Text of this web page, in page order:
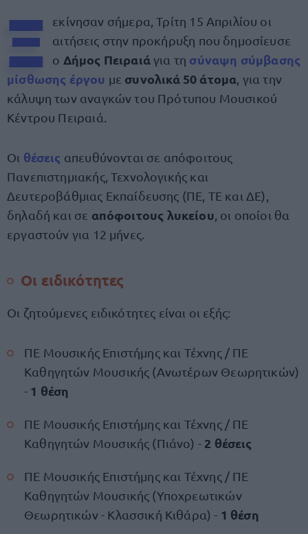
Ξ
εκίνησαν σήμερα, Τρίτη 15 Απριλίου οι
αιτήσεις στην προκήρυξη που δημοσίευσε
ο Δήμος Πειραιάγια τη σύναψη σύμβασης
μίσθωσης έργου με συνολικά 50 άτομα , για την
κάλυψη των αναγκών του Πρότυπου Μουσικού
Κέντρου Πειραιά.
Οι θέσεις απευθύνονται σε απόφοιτους
Πανεπιστημιακής, Τεχνολογικής και
Δευτεροβάθμιας Εκπαίδευσης (ΠΕ, ΤΕ και ΔΕ),
δηλαδή και σε απόφοιτους λυκείου , οι οποίοι θα
εργαστούν για 12 μήνες.
Οι ειδικότητες
Οι ζητούμενες ειδικότητες είναι οι εξής:
ΠΕ Μουσικής Επιστήμης και Τέχνης / ΠΕ
Καθηγητών Μουσικής (Ανωτέρων Θεωρητικών)
- 1 θέση
ΠΕ Μουσικής Επιστήμης και Τέχνης / ΠΕ
Καθηγητών Μουσικής (Πιάνο) - 2 θέσεις
ΠΕ Μουσικής Επιστήμης και Τέχνης / ΠΕ
Καθηγητών Μουσικής (Υποχρεωτικών
Θεωρητικών - Κλασσική Κιθάρα) - 1 θέση